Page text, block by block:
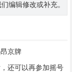
编辑修改或补充。
京牌
还可以再参加摇号